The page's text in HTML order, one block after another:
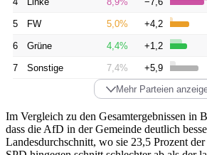
5 FW 5,0% +4,2
6 Grüne 4,4% +1,2
7 Sonstige 7,4%
+5,9
Mehr Parteien
Im Vergleich zu den Gesamtergebnissen in
dass die AfD in der Gemeinde deutlich
Landesdurchschnitt, wo sie 23,5 Prozent